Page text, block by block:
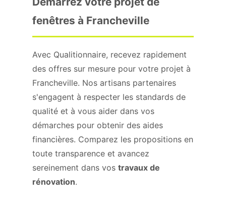
fenêtres à Francheville
Avec Qualitionnaire, recevez rapidement
des offres sur mesure pour votre projet à
Francheville. Nos artisans partenaires
s'engagent à respecter les standards de
qualité et à vous aider dans vos
démarches pour obtenir des aides
financières. Comparez les propositions en
toute transparence et avancez
sereinement dans vos travaux de
rénovation.